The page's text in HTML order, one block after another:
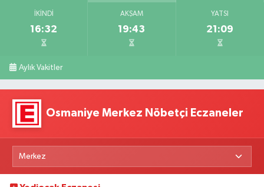
İKINDI
16:32
AKŞAM
19:43
YATSI
21:09
Aylık Vakitler
Osmaniye Merkez Nöbetçi Eczaneler